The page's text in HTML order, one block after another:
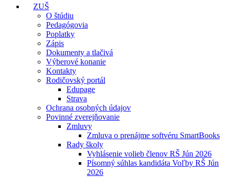
ZUŠ
O štúdiu
Pedagógovia
Poplatky
Zápis
Dokumenty a tlačivá
Výberové konanie
Kontakty
Rodičovský portál
Edupage
Strava
Ochrana osobných údajov
Povinné zverejňovanie
Zmluvy
Zmluva o prenájme softvéru SmartBooks
Rady školy
Vyhlásenie volieb členov RŠ Jún 2026
Písomný súhlas kandidáta Voľby RŠ Jún
2026